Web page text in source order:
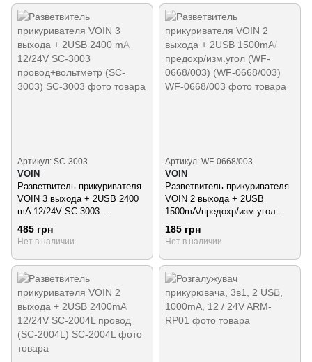
Артикул: SC-3003
VOIN
Разветвитель прикуривателя
VOIN 3 выхода + 2USB 2400
mA 12/24V SC-3003
провод+вольтметр (SC-3003)
485 грн
Нет в наличии
Артикул: WF-0668/003
VOIN
Разветвитель прикуривателя
VOIN 2 выхода + 2USB
1500mA/предохр/изм.угол
(WF-0668/003) (WF-0668/003)
185 грн
Нет в наличии